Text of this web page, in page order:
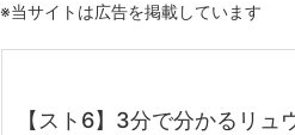
※当サイトは広告を掲載しています
【スト6】3分で分かるリュ